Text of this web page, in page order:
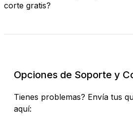
corte gratis?
Opciones de Soporte y
Tienes problemas? Envía tus
aquí: